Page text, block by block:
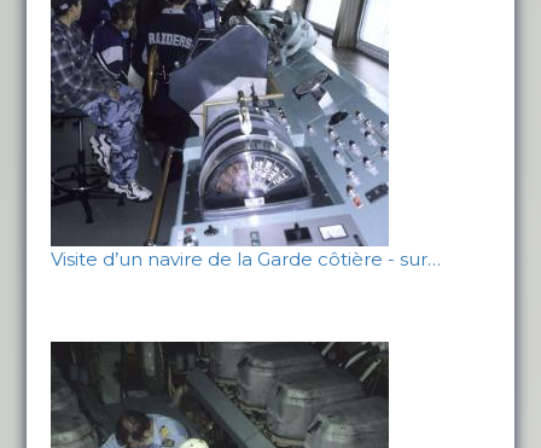
Visite d’un navire de la Garde côtière - sur…